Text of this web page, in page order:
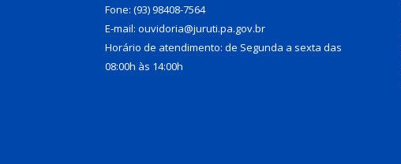
Fone: (93) 98408-7564
E-mail: ouvidoria@juruti.pa.gov.br
Horário de atendimento: de Segunda a sexta das
08:00h às 14:00h